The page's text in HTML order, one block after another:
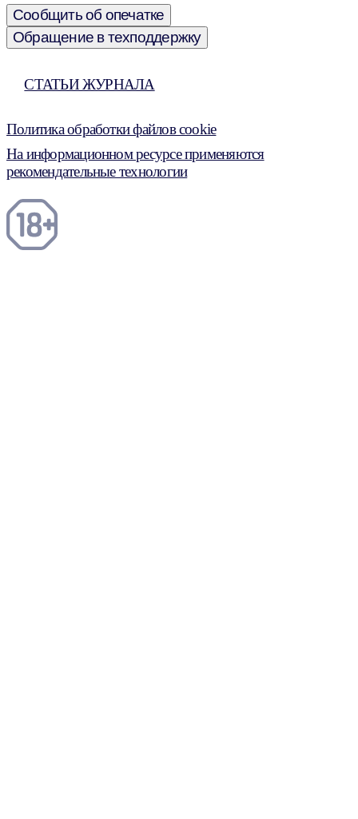
Сообщить об опечатке
Обращение в техподдержку
СТАТЬИ ЖУРНАЛА
Политика обработки файлов cookie
На информационном ресурсе применяются
рекомендательные технологии